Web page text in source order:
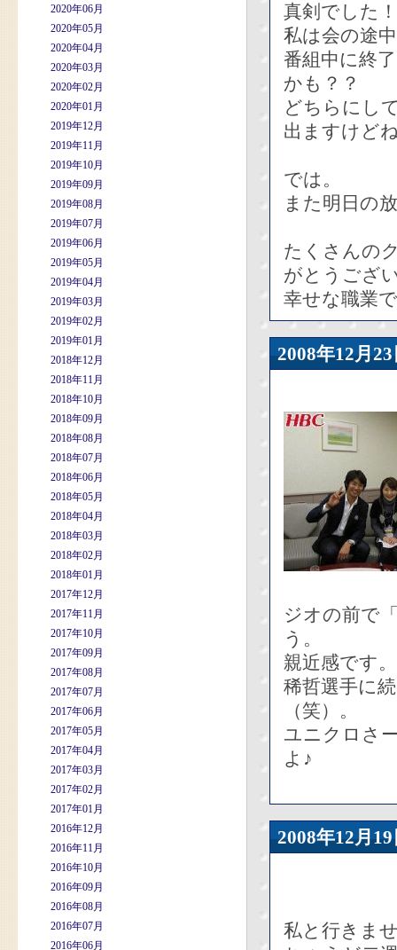
2020年06月
2020年05月
2020年04月
2020年03月
2020年02月
2020年01月
2019年12月
2019年11月
2019年10月
2019年09月
2019年08月
2019年07月
2019年06月
2019年05月
2019年04月
2019年03月
2019年02月
2019年01月
2018年12月
2018年11月
2018年10月
2018年09月
2018年08月
2018年07月
2018年06月
2018年05月
2018年04月
2018年03月
2018年02月
2018年01月
2017年12月
2017年11月
2017年10月
2017年09月
2017年08月
2017年07月
2017年06月
2017年05月
2017年04月
2017年03月
2017年02月
2017年01月
2016年12月
2016年11月
2016年10月
2016年09月
2016年08月
2016年07月
2016年06月
真剣でした！
私は会の途
番組中に終
かも？？
どちらにし
出ますけど
では。
また明日の
たくさんの
がとうござ
幸せな職業
2008年12
ジオの前で
う。
親近感です。
稀哲選手に
（笑）。
ユニクロさ
よ♪
2008年12
私と行きま